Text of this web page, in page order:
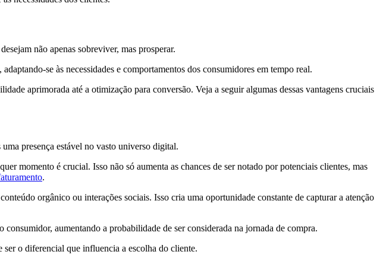
não apenas sobreviver, mas prosperar.
se às necessidades e comportamentos dos consumidores em tempo real.
aprimorada até a otimização para conversão. Veja a seguir algumas dessas vantagens cruciais
presença estável no vasto universo digital.
momento é crucial. Isso não só aumenta as chances de ser notado por potenciais clientes, mas
.
orgânico ou interações sociais. Isso cria uma oportunidade constante de capturar a atenção
aumentando a probabilidade de ser considerada na jornada de compra.
ser o diferencial que influencia a escolha do cliente.